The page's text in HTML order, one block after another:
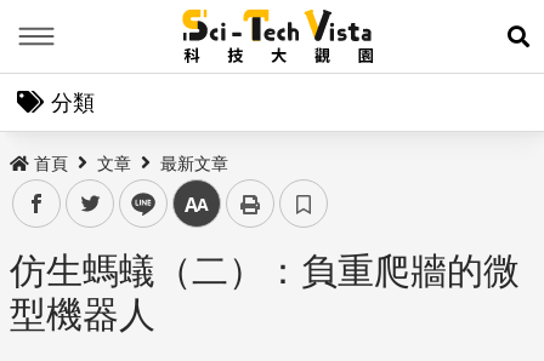
展
分類
首頁 文章 最新文章
facebooktwitter line 中
仿生螞蟻（二）：負重爬牆的微
型機器人